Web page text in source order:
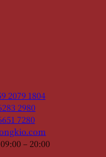
2079 1804
2980
7280
– 20:00